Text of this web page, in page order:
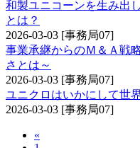
和製ユニコーンを生み出
とは？
2026-03-03 [事務局07]
事業承継からのＭ＆Ａ戦
さとは～
2026-03-03 [事務局07]
ユニクロはいかにして世
2026-03-03 [事務局07]
«